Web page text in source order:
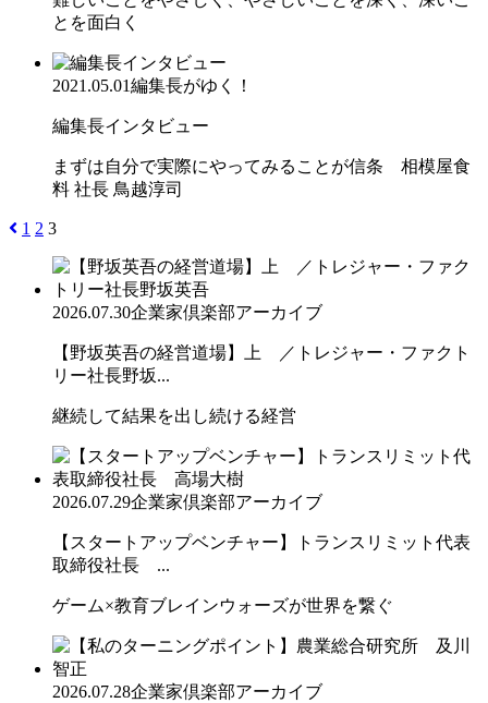
とを面白く
2021.05.01編集長がゆく！
編集長インタビュー
まずは自分で実際にやってみることが信条 相模屋食
料 社長 鳥越淳司
1 2 3
2026.07.30企業家倶楽部アーカイブ
【野坂英吾の経営道場】上 ／トレジャー・ファクト
リー社長野坂...
継続して結果を出し続ける経営
2026.07.29企業家倶楽部アーカイブ
【スタートアップベンチャー】トランスリミット代表
取締役社長 ...
ゲーム×教育ブレインウォーズが世界を繋ぐ
2026.07.28企業家倶楽部アーカイブ